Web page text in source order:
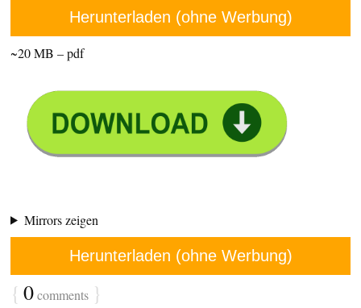
Herunterladen (ohne Werbung)
~20 MB – pdf
Mirrors zeigen
Herunterladen (ohne Werbung)
{ 0comments }